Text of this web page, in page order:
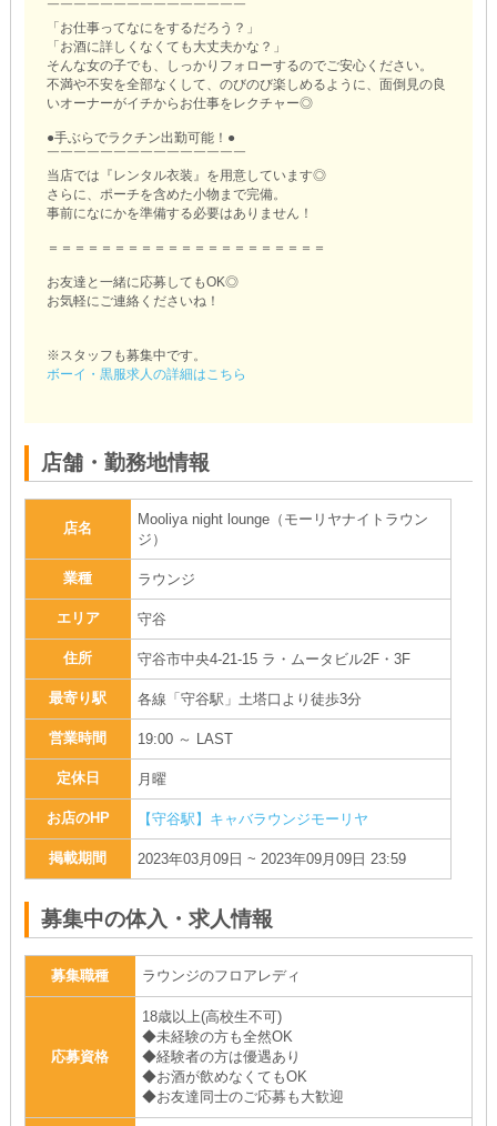
￣￣￣￣￣￣￣￣￣￣￣￣￣￣￣
「お仕事ってなにをするだろう？」
「お酒に詳しくなくても大丈夫かな？」
そんな女の子でも、しっかりフォローするのでご安心ください。
不満や不安を全部なくして、のびのび楽しめるように、面倒見の良
いオーナーがイチからお仕事をレクチャー◎
●手ぶらでラクチン出勤可能！●
￣￣￣￣￣￣￣￣￣￣￣￣￣￣￣
当店では『レンタル衣装』を用意しています◎
さらに、ポーチを含めた小物まで完備。
事前になにかを準備する必要はありません！
＝＝＝＝＝＝＝＝＝＝＝＝＝＝＝＝＝＝＝＝＝
お友達と一緒に応募してもOK◎
お気軽にご連絡くださいね！
※スタッフも募集中です。
ボーイ・黒服求人の詳細はこちら
店舗・勤務地情報
店名
Mooliya night lounge（モーリヤナイトラウン
ジ）
業種 ラウンジ
エリア 守谷
住所 守谷市中央4-21-15 ラ・ムータビル2F・3F
最寄り駅 各線「守谷駅」土塔口より徒歩3分
営業時間 19:00 ～ LAST
定休日 月曜
お店のHP 【守谷駅】キャバラウンジモーリヤ
掲載期間 2023年03月09日 ~ 2023年09月09日 23:59
募集中の体入・求人情報
募集職種 ラウンジのフロアレディ
応募資格
18歳以上(高校生不可)
◆未経験の方も全然OK
◆経験者の方は優遇あり
◆お酒が飲めなくてもOK
◆お友達同士のご応募も大歓迎